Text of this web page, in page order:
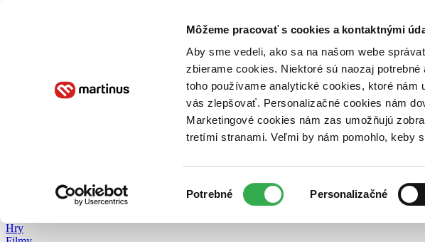
Môžeme pracovať s cookies a kontaktnými
Aby sme vedeli, ako sa na našom webe
zbierame cookies. Niektoré sú naozaj
toho používame analytické cookies, ktoré
vás zlepšovať. Personalizačné cookies nám
Marketingové cookies nám zas umožňujú
tretími stranami. Veľmi by nám pomohlo, keby
súhlasu
Potrebné Personalizačné
Poukážky Kontakt
Hry